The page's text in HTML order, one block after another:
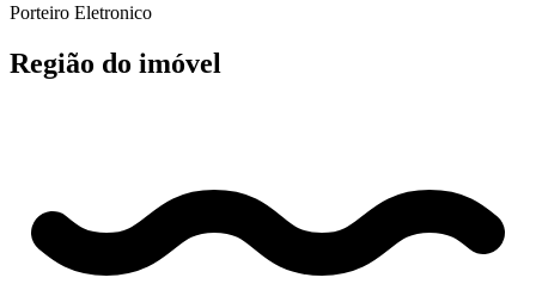
Porteiro Eletronico
Região do imóvel